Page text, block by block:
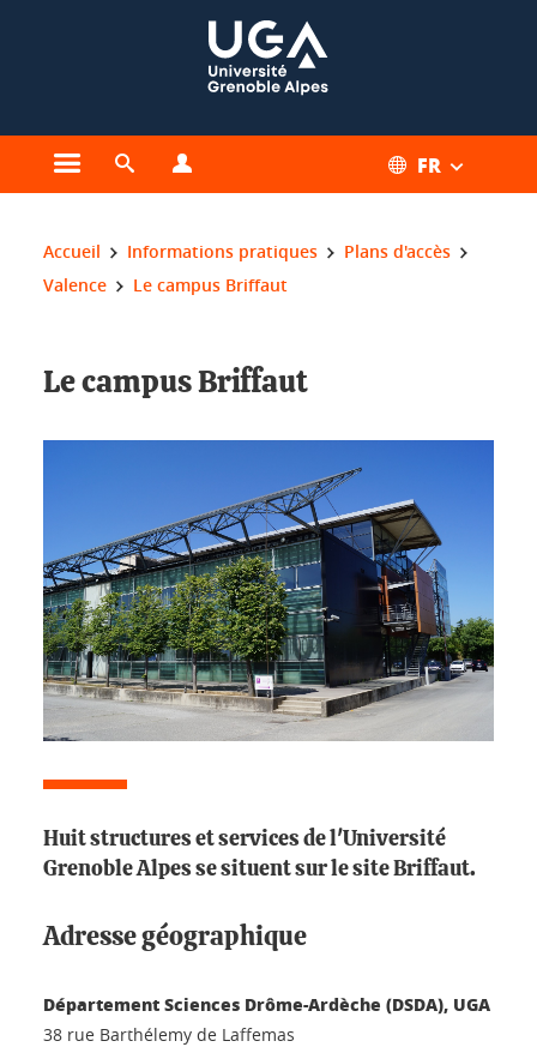
Ouvrir le menu principal
Ouvrir le moteur de recherche FR
Vous êtes ici :
Accueil Informations pratiques
Plans d'accès
Valence
Le campus Briffaut
Le campus Briffaut
Huit structures et services de l'Université
Grenoble Alpes se situent sur le site Briffaut.
Adresse géographique
Département Sciences Drôme-Ardèche (DSDA), UGA
38 rue Barthélemy de Laffemas